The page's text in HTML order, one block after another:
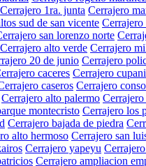
Cerrajero 1ra. junta Cerrajero
sud de san vicente Cerrajero
san lorenzo norte
Cerrajero alto verde Cerrajero
20 de junio Cerrajero
caceres Cerrajero cupani
caseros Cerrajero
Cerrajero alto palermo
montecristo Cerrajero los
Cerrajero bajada de piedra
alto hermoso Cerrajero san
Cerrajero yapeyu
Cerrajero ampliacion